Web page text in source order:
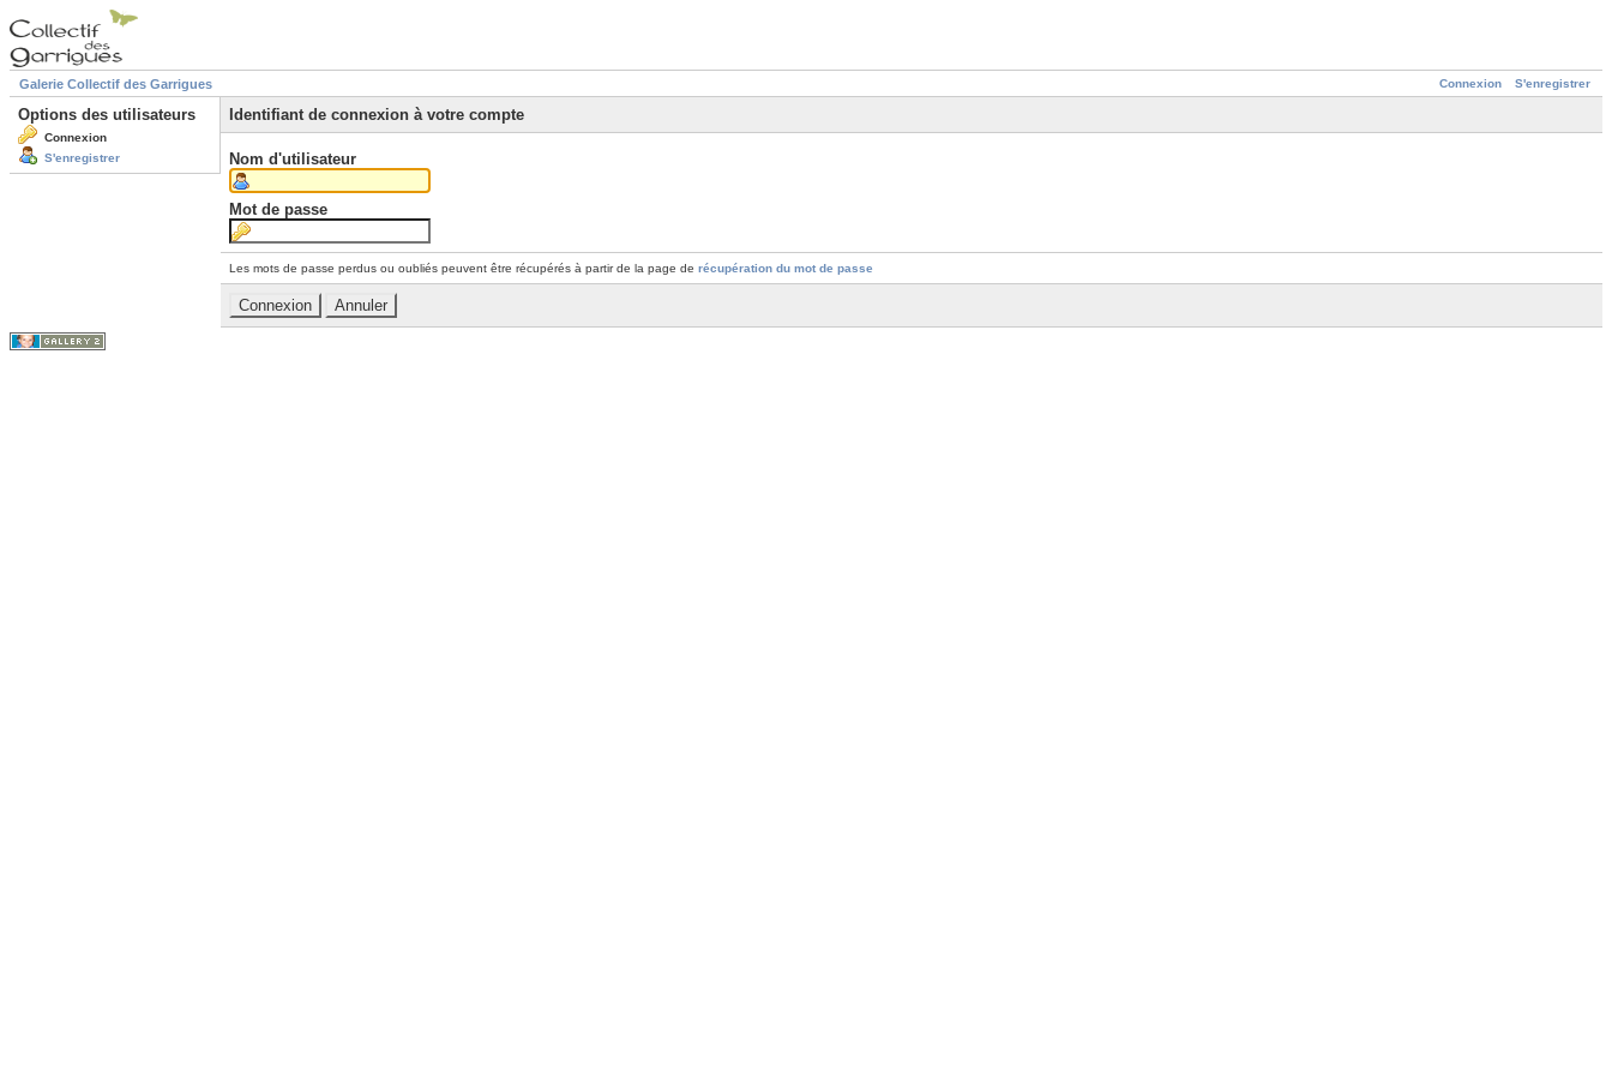
Connexion S'enregistrer
Galerie Collectif des Garrigues
Options des utilisateurs
Connexion
S'enregistrer
Identifiant de connexion à votre compte
Nom d'utilisateur
Mot de passe
Les mots de passe perdus ou oubliés peuvent être récupérés à partir de la page de récupération du mot de passe